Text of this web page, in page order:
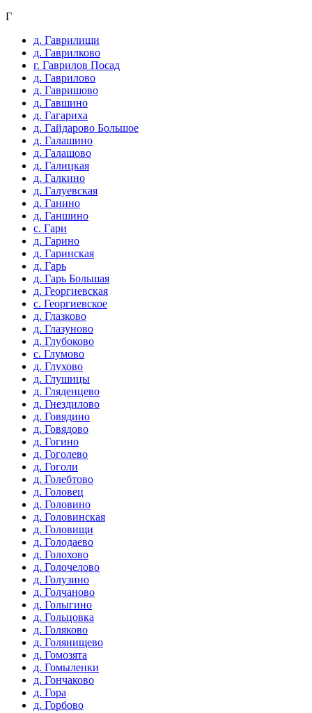
Г
д. Гаврилищи
д. Гаврилково
г. Гаврилов Посад
д. Гаврилово
д. Гавришово
д. Гавшино
д. Гагариха
д. Гайдарово Большое
д. Галашино
д. Галашово
д. Галицкая
д. Галкино
д. Галуевская
д. Ганино
д. Ганшино
с. Гари
д. Гарино
д. Гаринская
д. Гарь
д. Гарь Большая
д. Георгиевская
с. Георгиевское
д. Глазково
д. Глазуново
д. Глубоково
с. Глумово
д. Глухово
д. Глушицы
д. Гляденцево
д. Гнездилово
д. Говядино
д. Говядово
д. Гогино
д. Гоголево
д. Гоголи
д. Голебтово
д. Головец
д. Головино
д. Головинская
д. Головищи
д. Голодаево
д. Голохово
д. Голочелово
д. Голузино
д. Голчаново
д. Голыгино
д. Гольцовка
д. Голяково
д. Голянищево
д. Гомозята
д. Гомыленки
д. Гончаково
д. Гора
д. Горбово